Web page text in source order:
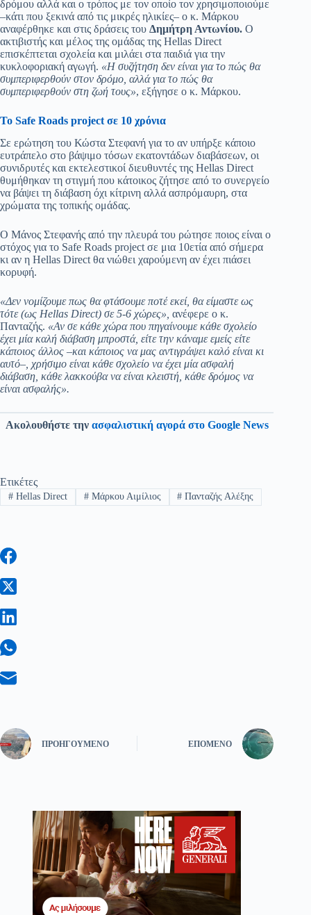
δρόμου αλλά και ο τρόπος με τον οποίο τον χρησιμοποιούμε
–κάτι που ξεκινά από τις μικρές ηλικίες– ο κ. Μάρκου
αναφέρθηκε και στις δράσεις του Δημήτρη Αντωνίου. Ο
ακτιβιστής και μέλος της ομάδας της Hellas Direct
επισκέπτεται σχολεία και μιλάει στα παιδιά για την
κυκλοφοριακή αγωγή. «Η συζήτηση δεν είναι για το πώς θα
συμπεριφερθούν στον δρόμο, αλλά για το πώς θα
συμπεριφερθούν στη ζωή τους», εξήγησε ο κ. Μάρκου.
Το Safe Roads project σε 10 χρόνια
Σε ερώτηση του Κώστα Στεφανή για το αν υπήρξε κάποιο
ευτράπελο στο βάψιμο τόσων εκατοντάδων διαβάσεων, οι
συνιδρυτές και εκτελεστικοί διευθυντές της Hellas Direct
θυμήθηκαν τη στιγμή που κάτοικος ζήτησε από το συνεργείο
να βάψει τη διάβαση όχι κίτρινη αλλά ασπρόμαυρη, στα
χρώματα της τοπικής ομάδας.
Ο Μάνος Στεφανής από την πλευρά του ρώτησε ποιος είναι ο
στόχος για το Safe Roads project σε μια 10ετία από σήμερα
κι αν η Hellas Direct θα νιώθει χαρούμενη αν έχει πιάσει
κορυφή.
«Δεν νομίζουμε πως θα φτάσουμε ποτέ εκεί, θα είμαστε ως
τότε (ως Hellas Direct) σε 5-6 χώρες», ανέφερε ο κ.
Πανταζής. «Αν σε κάθε χώρα που πηγαίνουμε κάθε σχολείο
έχει μία καλή διάβαση μπροστά, είτε την κάναμε εμείς είτε
κάποιος άλλος –και κάποιος να μας αντιγράψει καλό είναι κι
αυτό–, χρήσιμο είναι κάθε σχολείο να έχει μία ασφαλή
διάβαση, κάθε λακκούβα να είναι κλειστή, κάθε δρόμος να
είναι ασφαλής».
Ακολουθήστε την ασφαλιστική αγορά στο Google News
Ετικέτες
#Hellas Direct #Μάρκου Αιμίλιος # Πανταζής Αλέξης
ΠΡΟΗΓΟΎΜΕΝΟ ΕΠΌΜΕΝΟ